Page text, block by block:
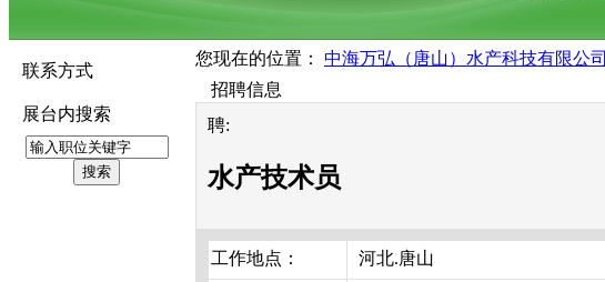
联系方式
展台内搜索
您现在的位置： 中海万弘（唐山）水产科技有限公司
招聘信息
聘:
水产技术员
工作地点： 河北.唐山